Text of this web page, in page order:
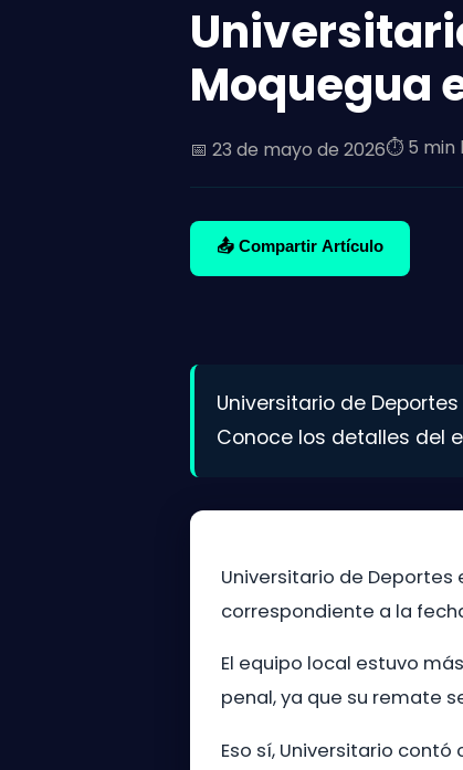
Moquegua
📅 23 de mayo de 2026⏱️ 5 min
📤 Compartir Artículo
Universitario de
Conoce los detalles del
Universitario de
correspondiente a la
El equipo local estuvo
penal, ya que su remate
Eso sí, Universitario